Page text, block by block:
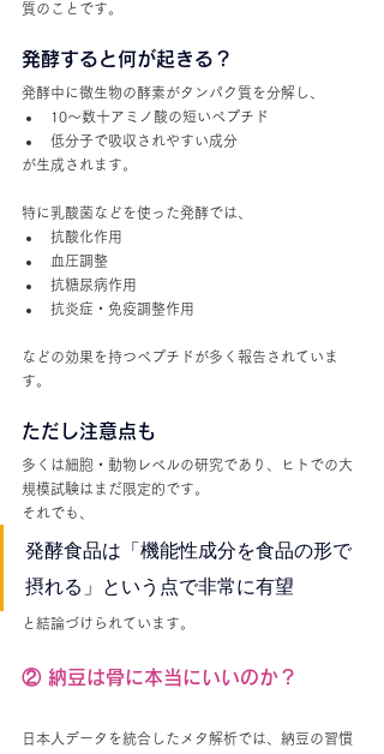
質のことです。
発酵すると何が起きる？
発酵中に微生物の酵素がタンパク質を分解し、
10～数十アミノ酸の短いペプチド
低分子で吸収されやすい成分
が生成されます。
特に乳酸菌などを使った発酵では、
抗酸化作用
血圧調整
抗糖尿病作用
抗炎症・免疫調整作用
などの効果を持つペプチドが多く報告されていま
す。
ただし注意点も
多くは細胞・動物レベルの研究であり、ヒトでの大
規模試験はまだ限定的です。
それでも、
発酵食品は「機能性成分を食品の形で
摂れる」という点で非常に有望
と結論づけられています。
② 納豆は骨に本当にいいのか？
日本人データを統合したメタ解析では、納豆の習慣